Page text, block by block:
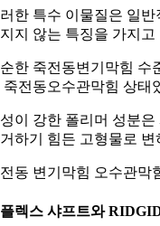
한 특수 이물질은 일
지 않는 특징을 가지고
한 죽전동변기막힘 수
죽전동오수관막힘 상태
이 강한 폴리머 성분
하기 힘든 고형물로 변
동 변기막힘 오수관막
렉스 샤프트와